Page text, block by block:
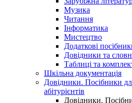
Музика
Читання
Інформатика
Мистецтво
Додаткові
Довідники та
Таблиці та
Шкільна документація
Довідники. Посібники
абітурієнтів
Довідники.